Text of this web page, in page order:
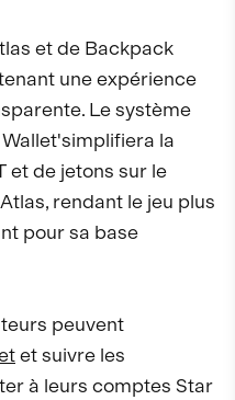
et de Backpack
une expérience
Le système
la
et de jetons sur le
rendant le jeu plus
pour sa base
peuvent
et suivre les
à leurs comptes Star